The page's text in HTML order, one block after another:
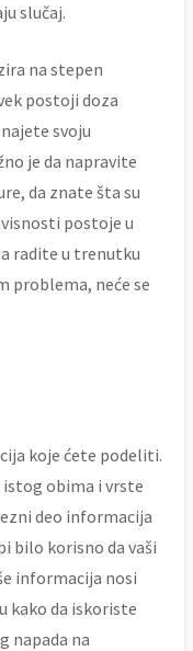
slučaj.
na stepen
postoji doza
svoju
je da napravite
da znate šta su
postoje u
radite u trenutku
problema, neće se
koje ćete podeliti.
istog obima i vrste
deo informacija
bilo korisno da vaši
informacija nosi
kako da iskoriste
napada na